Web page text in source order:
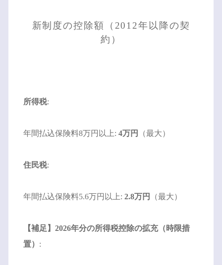
新制度の控除額（2012年以降の契
約）
所得税:
年間払込保険料8万円以上: 4万円 （最大）
住民税:
年間払込保険料5.6万円以上: 2.8万円 （最大）
【補足】2026年分の所得税控除の拡充（時限措
置） :